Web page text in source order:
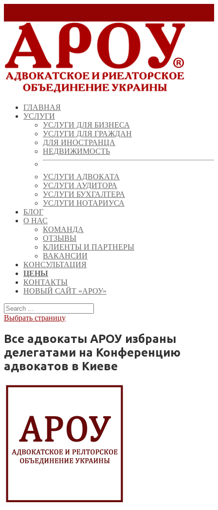
ГЛАВНАЯ
УСЛУГИ
УСЛУГИ ДЛЯ БИЗНЕСА
УСЛУГИ ДЛЯ ГРАЖДАН
ДЛЯ ИНОСТРАНЦА
НЕДВИЖИМОСТЬ
УСЛУГИ АДВОКАТА
УСЛУГИ АУДИТОРА
УСЛУГИ БУХГАЛТЕРА
УСЛУГИ НОТАРИУСА
БЛОГ
О НАС
КОМАНДА
ОТЗЫВЫ
КЛИЕНТЫ И ПАРТНЕРЫ
ВАКАНСИИ
КОНСУЛЬТАЦИЯ
ЦЕНЫ
КОНТАКТЫ
НОВЫЙ САЙТ «АРОУ»
Выбрать страницу
Все адвокаты АРОУ избраны
делегатами на Конференцию
адвокатов в Киеве